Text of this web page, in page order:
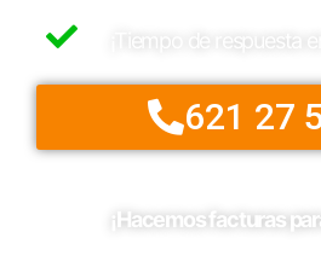
¡Tiempo de respuesta en
621 27
¡Hacemos facturas